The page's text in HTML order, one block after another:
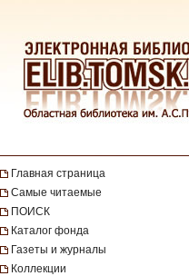
Главная страница
Самые читаемые
ПОИСК
Каталог фонда
Газеты и журналы
Коллекции